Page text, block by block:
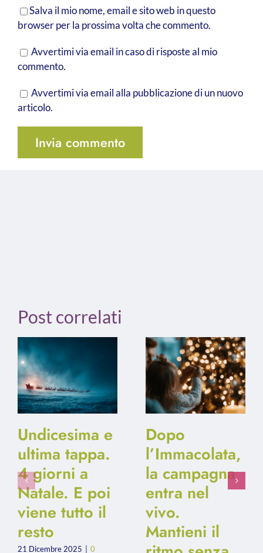
Salva il mio nome, email e sito web in questo
browser per la prossima volta che commento.
Avvertimi via email in caso di risposte al mio
commento.
Avvertimi via email alla pubblicazione di un nuovo
articolo.
Post correlati
Undicesima e
ultima tappa.
4 giorni a
Natale. E poi
viene tutto il
resto
21 Dicembre 2025 | 0
Dopo
l’Immacolata,
la campagna
entra nel
vivo.
Mantieni il